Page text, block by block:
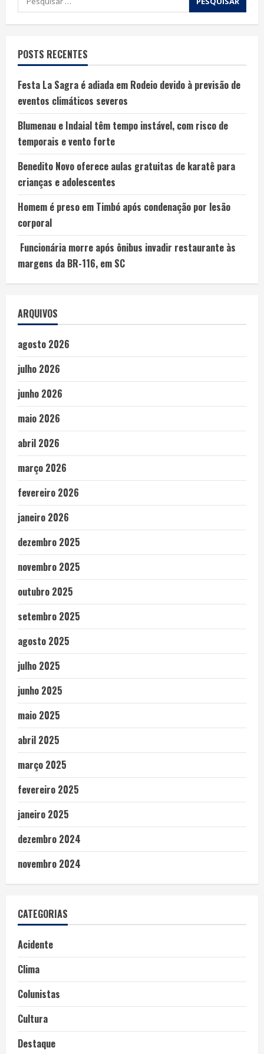
POSTS RECENTES
Festa La Sagra é adiada em Rodeio devido à previsão de
eventos climáticos severos
Blumenau e Indaial têm tempo instável, com risco de
temporais e vento forte
Benedito Novo oferece aulas gratuitas de karatê para
crianças e adolescentes
Homem é preso em Timbó após condenação por lesão
corporal
Funcionária morre após ônibus invadir restaurante às
margens da BR-116, em SC
ARQUIVOS
agosto 2026
julho 2026
junho 2026
maio 2026
abril 2026
março 2026
fevereiro 2026
janeiro 2026
dezembro 2025
novembro 2025
outubro 2025
setembro 2025
agosto 2025
julho 2025
junho 2025
maio 2025
abril 2025
março 2025
fevereiro 2025
janeiro 2025
dezembro 2024
novembro 2024
CATEGORIAS
Acidente
Clima
Colunistas
Cultura
Destaque